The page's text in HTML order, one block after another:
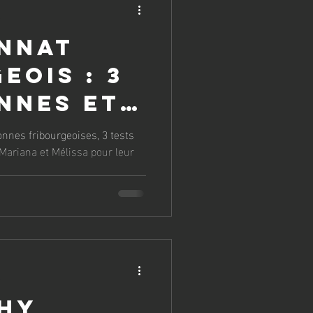
: 3
et
fribourgeoises, 3 tests
et Mélissa pour leur